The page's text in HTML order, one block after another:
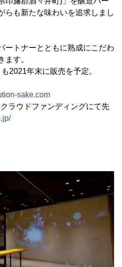
らも新たな味わいを追求しまし
ートナーとともに熟成にこだわ
ます。
2021年末に販売を予定。
sake.com
ラウドファンディングにて先